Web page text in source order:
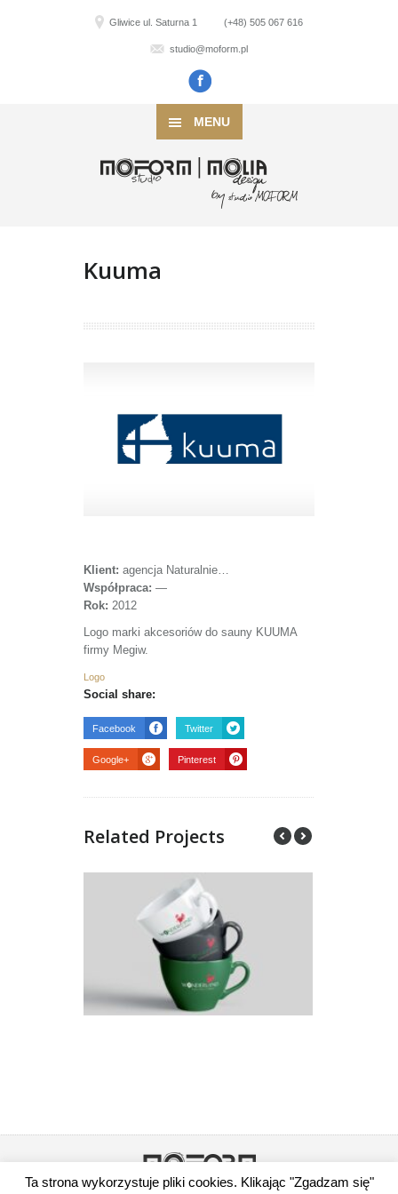
Gliwice ul. Saturna 1 (+48) 505 067 616
studio@moform.pl
MENU
Kuuma
Klient: agencja Naturalnie…
Współpraca: —
Rok: 2012
Logo marki akcesoriów do sauny KUUMA
firmy Megiw.
Logo
Social share:
Facebook Twitter
Google+ Pinterest
Related Projects
Ta strona wykorzystuje pliki cookies. Klikając "Zgadzam się"